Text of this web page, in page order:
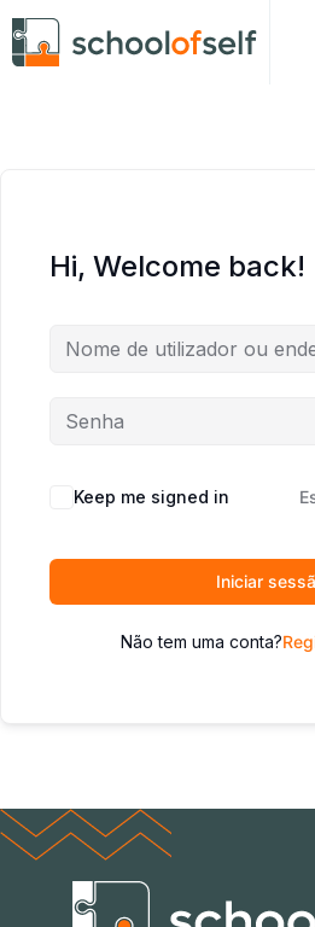
Hi, Welcome back!
Keep me signed in
Iniciar
Não tem uma conta?